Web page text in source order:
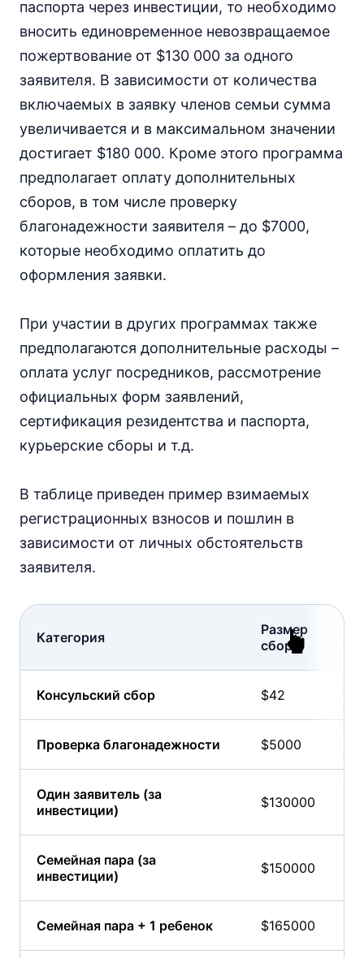
паспорта через инвестиции, то необходимо
вносить единовременное невозвращаемое
пожертвование от $130 000 за одного
заявителя. В зависимости от количества
включаемых в заявку членов семьи сумма
увеличивается и в максимальном значении
достигает $180 000. Кроме этого программа
предполагает оплату дополнительных
сборов, в том числе проверку
благонадежности заявителя – до $7000,
которые необходимо оплатить до
оформления заявки.
При участии в других программах также
предполагаются дополнительные расходы –
оплата услуг посредников, рассмотрение
официальных форм заявлений,
сертификация резидентства и паспорта,
курьерские сборы и т.д.
В таблице приведен пример взимаемых
регистрационных взносов и пошлин в
зависимости от личных обстоятельств
заявителя.
Категория
Размер
сбора
Консульский сбор $42
Проверка благонадежности $5000
Один заявитель (за
инвестиции)
$130000
Семейная пара (за
инвестиции)
$150000
Семейная пара + 1 ребенок $165000